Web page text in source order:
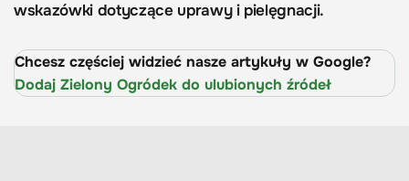
wskazówki dotyczące uprawy i pielęgnacji.
Chcesz częściej widzieć nasze artykuły w Google?
Dodaj Zielony Ogródek do ulubionych źródeł